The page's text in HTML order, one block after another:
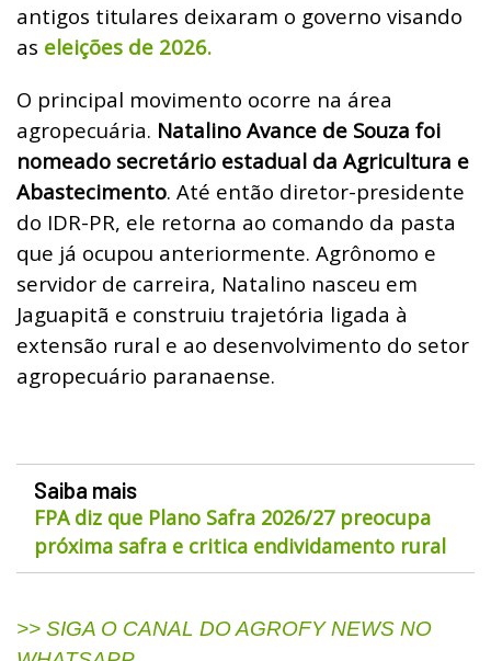
antigos titulares deixaram o governo visando
as eleições de 2026.
O principal movimento ocorre na área
agropecuária. Natalino Avance de Souza foi
nomeado secretário estadual da Agricultura e
Abastecimento. Até então diretor-presidente
do IDR-PR, ele retorna ao comando da pasta
que já ocupou anteriormente. Agrônomo e
servidor de carreira, Natalino nasceu em
Jaguapitã e construiu trajetória ligada à
extensão rural e ao desenvolvimento do setor
agropecuário paranaense.
Saiba mais
FPA diz que Plano Safra 2026/27 preocupa
próxima safra e critica endividamento rural
>> SIGA O CANAL DO AGROFY NEWS NO